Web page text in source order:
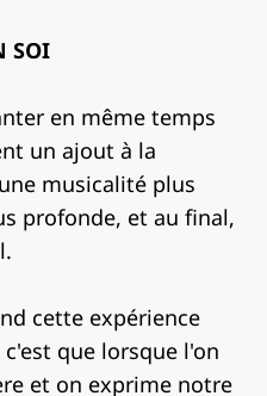
SOI
en même temps
un ajout à la
musicalité plus
profonde, et au final,
cette expérience
que lorsque l'on
et on exprime notre